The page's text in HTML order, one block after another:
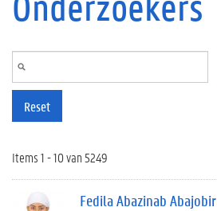
Reset
Items 1 - 10 van 5249
Fedila Abazinab Abajobir